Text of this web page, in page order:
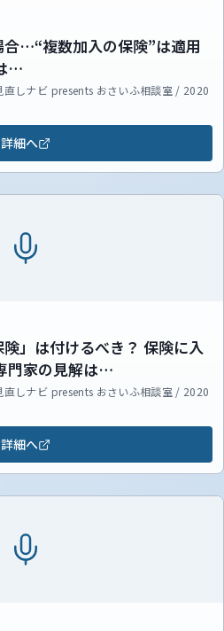
合…“複数加入の保険”は適用
…
直しナビ presents おさいふ相談室 / 2020
詳細へ
」は付けるべき？ 保険に入
門家の見解は…
直しナビ presents おさいふ相談室 / 2020
詳細へ